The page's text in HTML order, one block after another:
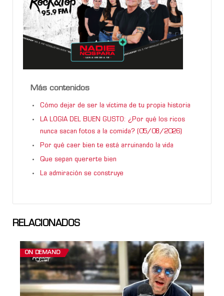
Más contenidos
Cómo dejar de ser la víctima de tu propia historia
LA LOGIA DEL BUEN GUSTO: ¿Por qué los ricos
nunca sacan fotos a la comida? (05/08/2026)
Por qué caer bien te está arruinando la vida
Que sepan quererte bien
La admiración se construye
RELACIONADOS
ON DEMAND